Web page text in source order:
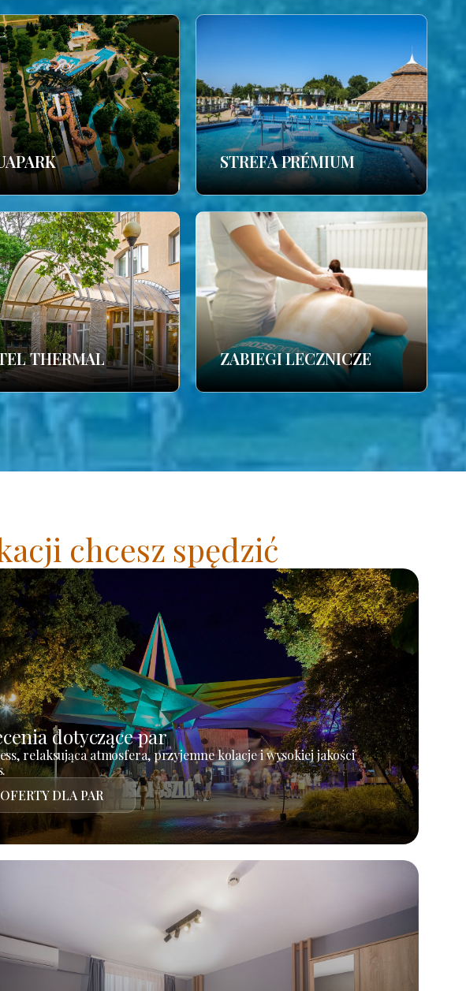
STREFA PRÉMIUM
THERMAL ZABIEGI LECZNICZE
chcesz spędzić
dotyczące par
relaksująca atmosfera, przyjemne kolacje i wysokiej jakości
OFERTY DLA PAR